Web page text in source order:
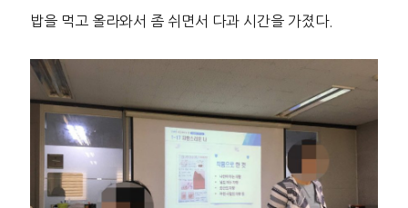
밥을 먹고 올라와서 좀 쉬면서 다과 시간을 가졌다.